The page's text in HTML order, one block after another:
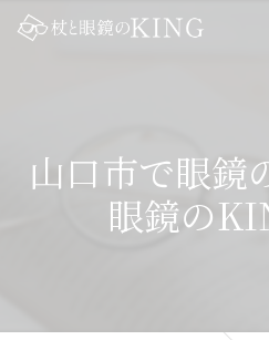
山口市で眼鏡
眼鏡の